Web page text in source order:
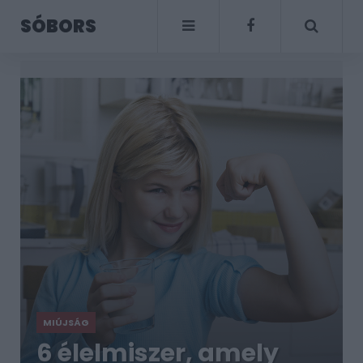
SÓBORS
MIÚJSÁG
6 élelmiszer, amely